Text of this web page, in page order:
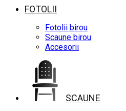
FOTOLII
Fotolii birou
Scaune birou
Accesorii
SCAUNE